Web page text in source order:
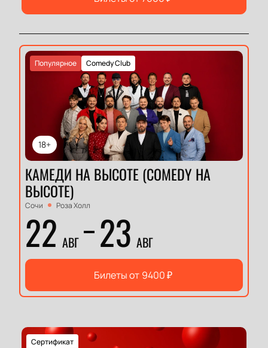
18+
Comedy Club
Популярное
КАМЕДИ НА ВЫСОТЕ (COMEDY НА
ВЫСОТЕ)
Сочи Роза Холл
22 АВГ 23 АВГ
Билеты от 9400₽
Сертификат